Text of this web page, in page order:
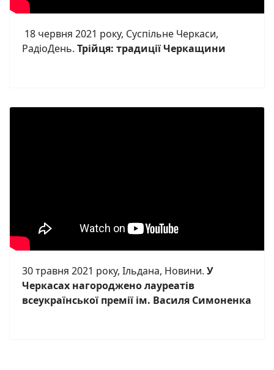
18 червня 2021 року, Суспільне Черкаси,
РадіоДень. Трійця: традиції Черкащини
30 травня 2021 року, Ільдана, Новини. У
Черкасах нагороджено лауреатів
всеукраїнської премії ім. Василя Симоненка